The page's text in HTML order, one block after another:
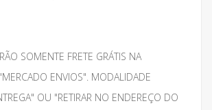
SOMENTE FRETE GRÁTIS NA
ENVIOS". MODALIDADE
OU "RETIRAR NO ENDEREÇO DO